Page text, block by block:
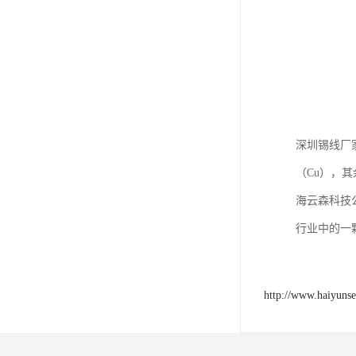
深圳锡线厂
（Cu），
海云森科技
行业中的一
http://